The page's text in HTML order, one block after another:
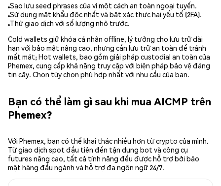
Sao lưu seed phrases của ví một cách an toàn ngoại tuyến.
Sử dụng mật khẩu độc nhất và bật xác thực hai yếu tố (2FA).
Thử giao dịch với số lượng nhỏ trước.
Cold wallets giữ khóa cá nhân offline, lý tưởng cho lưu trữ dài
hạn với bảo mật nâng cao, nhưng cần lưu trữ an toàn để tránh
mất mát; Hot wallets, bao gồm giải pháp custodial an toàn của
Phemex, cung cấp khả năng truy cập với biện pháp bảo vệ đáng
tin cậy. Chọn tùy chọn phù hợp nhất với nhu cầu của bạn.
Bạn có thể làm gì sau khi mua AICMP trên
Phemex?
Với Phemex, bạn có thể khai thác nhiều hơn từ crypto của mình.
Từ giao dịch spot đầu tiên đến tận dụng bot và công cụ
futures nâng cao, tất cả tính năng đều được hỗ trợ bởi bảo
mật hàng đầu ngành và hỗ trợ đa ngôn ngữ 24/7.